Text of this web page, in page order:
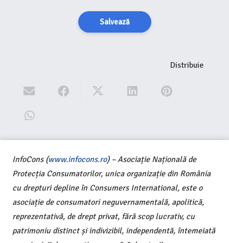
Salvează
Distribuie
InfoCons (www.infocons.ro) – Asociație Națională de
Protecția Consumatorilor, unica organizație din România
cu drepturi depline în Consumers International, este o
asociație de consumatori neguvernamentală, apolitică,
reprezentativă, de drept privat, fără scop lucrativ, cu
patrimoniu distinct și indivizibil, independentă, întemeiată